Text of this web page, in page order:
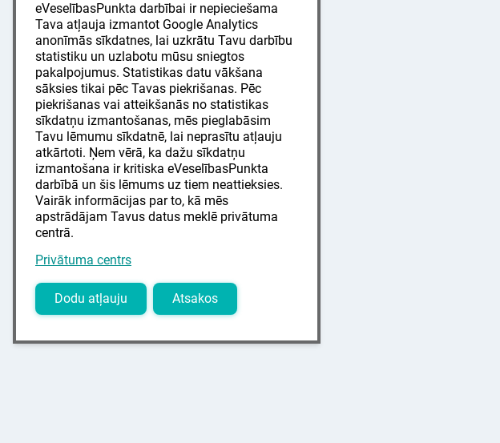
eVeselībasPunkta darbībai ir nepieciešama
Tava atļauja izmantot Google Analytics
anonīmās sīkdatnes, lai uzkrātu Tavu darbību
statistiku un uzlabotu mūsu sniegtos
pakalpojumus. Statistikas datu vākšana
sāksies tikai pēc Tavas piekrišanas. Pēc
piekrišanas vai atteikšanās no statistikas
sīkdatņu izmantošanas, mēs pieglabāsim
Tavu lēmumu sīkdatnē, lai neprasītu atļauju
atkārtoti. Ņem vērā, ka dažu sīkdatņu
izmantošana ir kritiska eVeselībasPunkta
darbībā un šis lēmums uz tiem neattieksies.
Vairāk informācijas par to, kā mēs
apstrādājam Tavus datus meklē privātuma
centrā.
Privātuma centrs
Dodu atļauju Atsakos